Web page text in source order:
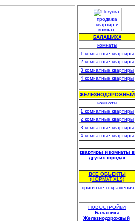
БАЛАШИХА
комнаты
1 комнатные квартиры
2 комнатные квартиры
3 комнатные квартиры
4 комнатные квартиры
ЖЕЛЕЗНОДОРОЖНЫЙ
комнаты
1 комнатные квартиры
2 комнатные квартиры
3 комнатные квартиры
4 комнатные квартиры
квартиры и комнаты в
других городах
ВСЕ ОБЪЕКТЫ
(ФОРМАТ XLS)
принятые сокращения
НОВОСТРОЙКИ
Балашиха
Железнодорожный.